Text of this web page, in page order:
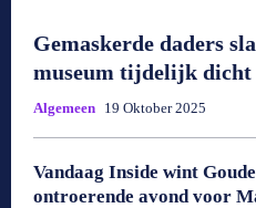
Gemaskerde daders
museum tijdelijk dicht
Algemeen 19 Oktober 2025
Vandaag Inside wint
ontroerende avond voor